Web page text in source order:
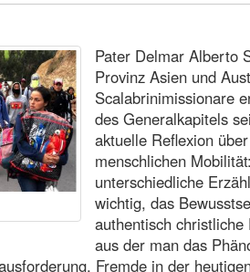
Pater Delmar Alberto
Provinz Asien und
Scalabrinimissionare
des Generalkapitels
aktuelle Reflexion
menschlichen
unterschiedliche
wichtig, das
authentisch
aus der man das
Fremde in der